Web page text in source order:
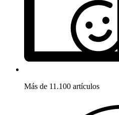
Más de 11.100 artículos